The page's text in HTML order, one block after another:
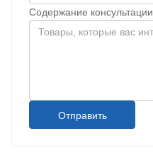
Содержание консультации
Отправить